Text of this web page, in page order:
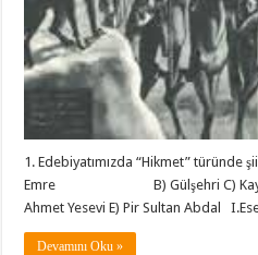
1. Edebiyatımızda “Hikmet” türünde
Emre B) Gülşehri C)
Ahmet Yesevi E) Pir Sultan Abdal
Devamını Oku »